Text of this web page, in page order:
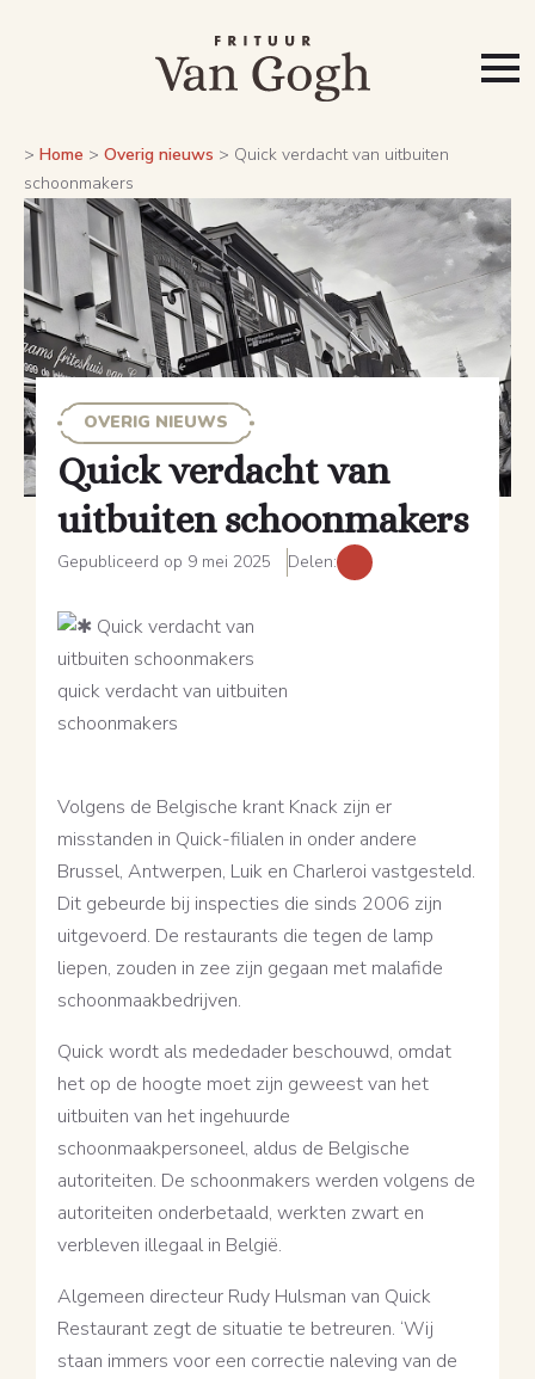
> Home > Overig nieuws > Quick verdacht van uitbuiten
schoonmakers
OVERIG NIEUWS
Quick verdacht van
uitbuiten schoonmakers
Gepubliceerd op 9 mei 2025 Delen:
Volgens de Belgische krant Knack zijn er
misstanden in Quick-filialen in onder andere
Brussel, Antwerpen, Luik en Charleroi vastgesteld.
Dit gebeurde bij inspecties die sinds 2006 zijn
uitgevoerd. De restaurants die tegen de lamp
liepen, zouden in zee zijn gegaan met malafide
schoonmaakbedrijven.
Quick wordt als mededader beschouwd, omdat
het op de hoogte moet zijn geweest van het
uitbuiten van het ingehuurde
schoonmaakpersoneel, aldus de Belgische
autoriteiten. De schoonmakers werden volgens de
autoriteiten onderbetaald, werkten zwart en
verbleven illegaal in België.
Algemeen directeur Rudy Hulsman van Quick
Restaurant zegt de situatie te betreuren. ‘Wij
staan immers voor een correctie naleving van de